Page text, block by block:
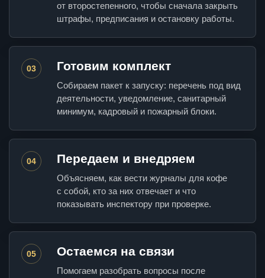
от второстепенного, чтобы сначала закрыть
штрафы, предписания и остановку работы.
03 Готовим комплект
Собираем пакет к запуску: перечень под вид
деятельности, уведомление, санитарный
минимум, кадровый и пожарный блоки.
04 Передаем и внедряем
Объясняем, как вести журналы для кофе
с собой, кто за них отвечает и что
показывать инспектору при проверке.
05 Остаемся на связи
Помогаем разобрать вопросы после